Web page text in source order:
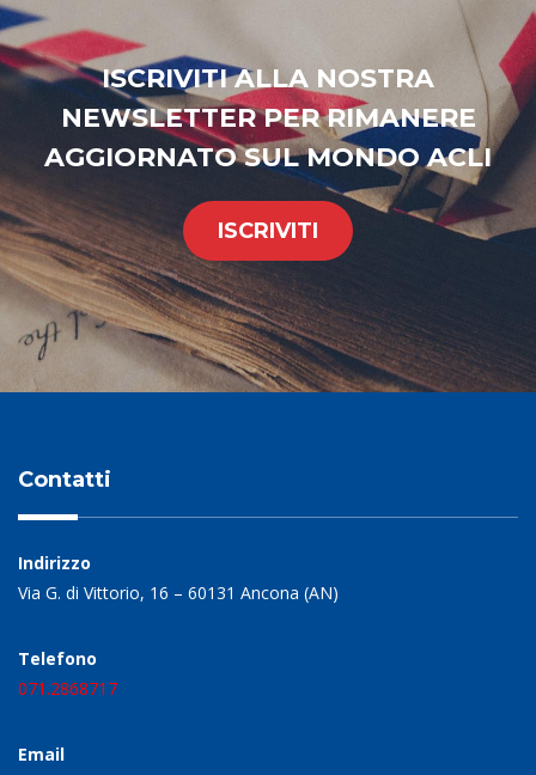
ISCRIVITI ALLA NOSTRA
NEWSLETTER PER RIMANERE
AGGIORNATO SUL MONDO ACLI
ISCRIVITI
Contatti
Indirizzo
Via G. di Vittorio, 16 – 60131 Ancona (AN)
Telefono
071.2868717
Email